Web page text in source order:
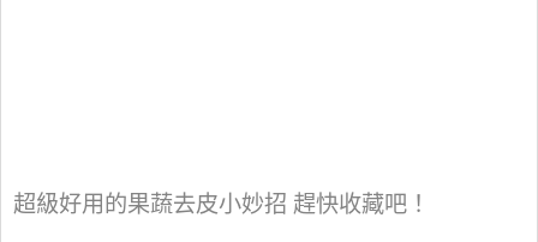
超級好用的果蔬去皮小妙招 趕快收藏吧！